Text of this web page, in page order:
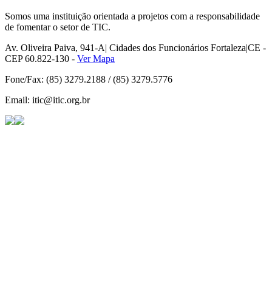
Somos uma instituição orientada a projetos com a responsabilidade
de fomentar o setor de TIC.
Av. Oliveira Paiva, 941-A| Cidades dos Funcionários Fortaleza|CE -
CEP 60.822-130 - Ver Mapa
Fone/Fax: (85) 3279.2188 / (85) 3279.5776
Email: itic@itic.org.br